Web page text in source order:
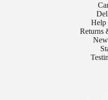
Help
Returns